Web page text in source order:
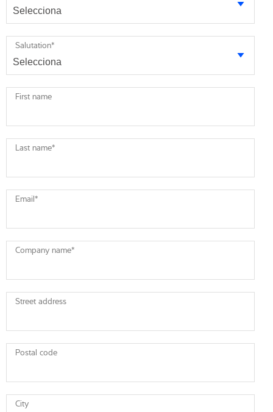
Salutation*
First name
Last name*
Email*
Company name*
Street address
Postal code
City